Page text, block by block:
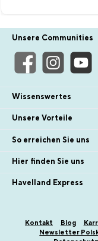
Unsere Communities
Wissenswertes
Unsere Vorteile
So erreichen Sie uns
Hier finden Sie uns
Havelland Express
Kontakt Blog
Newsletter